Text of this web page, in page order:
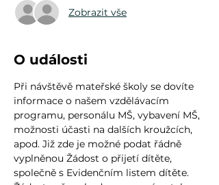
Zobrazit vše
O události
Při návštěvě mateřské školy se dovíte
informace o našem vzdělávacím
programu, personálu MŠ, vybavení MŠ,
možnosti účasti na dalších kroužcích,
apod. Již zde je možné podat řádně
vyplněnou Žádost o přijetí dítěte,
společně s Evidenčním listem dítěte.